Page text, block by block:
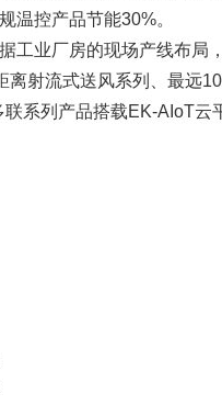
温控产品节能30%。
工业厂房的现场产线布局
离射流式送风系列、最远
联系列产品搭载EK-AIoT